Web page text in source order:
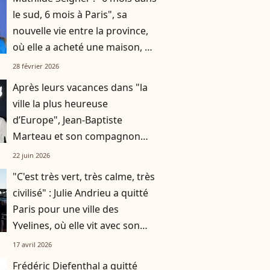
le sud, 6 mois à Paris", sa
nouvelle vie entre la province,
où elle a acheté une maison, et
la capitale
28 février 2026
Après leurs vacances dans "la
ville la plus heureuse
d’Europe", Jean-Baptiste
Marteau et son compagnon
Jean s’affichent à un événement
22 juin 2026
"C'est très vert, très calme, très
civilisé" : Julie Andrieu a quitté
Paris pour une ville des
Yvelines, où elle vit avec son
mari et leurs deux enfants
17 avril 2026
Frédéric Diefenthal a quitté